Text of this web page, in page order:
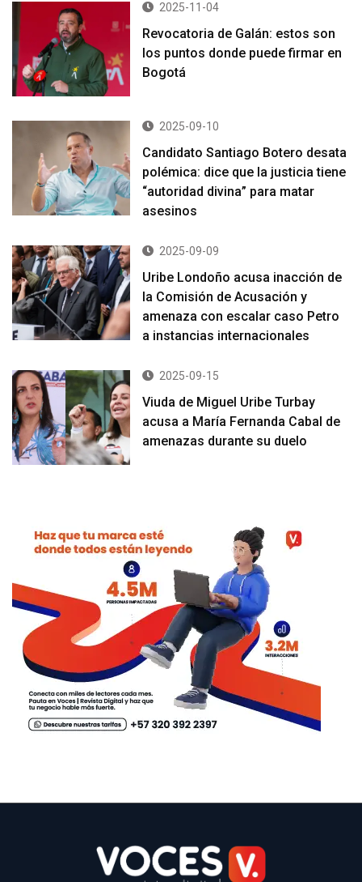
2025-11-04
Revocatoria de Galán: estos son
los puntos donde puede firmar en
Bogotá
2025-09-10
Candidato Santiago Botero desata
polémica: dice que la justicia tiene
“autoridad divina” para matar
asesinos
2025-09-09
Uribe Londoño acusa inacción de
la Comisión de Acusación y
amenaza con escalar caso Petro
a instancias internacionales
2025-09-15
Viuda de Miguel Uribe Turbay
acusa a María Fernanda Cabal de
amenazas durante su duelo